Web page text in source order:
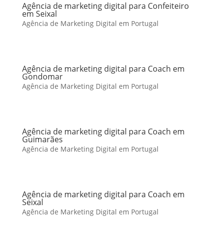
Agência de marketing digital para Confeiteiro
em Seixal
Agência de Marketing Digital em Portugal
Agência de marketing digital para Coach em
Gondomar
Agência de Marketing Digital em Portugal
Agência de marketing digital para Coach em
Guimarães
Agência de Marketing Digital em Portugal
Agência de marketing digital para Coach em
Seixal
Agência de Marketing Digital em Portugal